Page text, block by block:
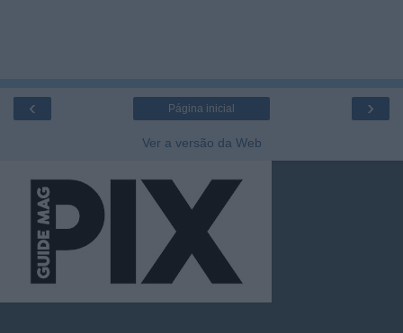
‹ ›
Página inicial
Ver a versão da Web